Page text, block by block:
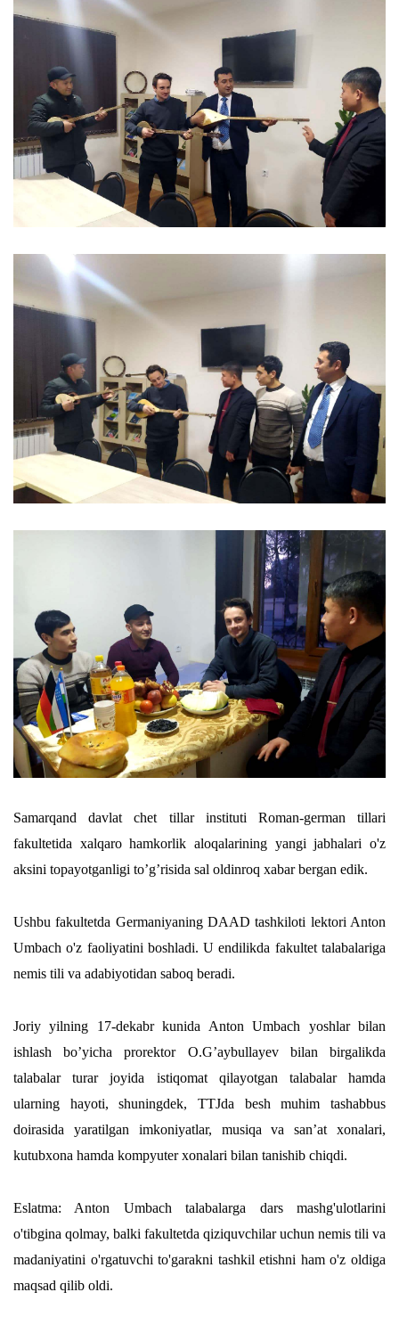
Samarqand davlat chet tillar instituti Roman-german tillari
fakultetida xalqaro hamkorlik aloqalarining yangi jabhalari o'z
aksini topayotganligi to’g’risida sal oldinroq xabar bergan edik.
Ushbu fakultetda Germaniyaning DAAD tashkiloti lektori Anton
Umbach o'z faoliyatini boshladi. U endilikda fakultet talabalariga
nemis tili va adabiyotidan saboq beradi.
Joriy yilning 17-dekabr kunida Anton Umbach yoshlar bilan
ishlash bo’yicha prorektor O.G’aybullayev bilan birgalikda
talabalar turar joyida istiqomat qilayotgan talabalar hamda
ularning hayoti, shuningdek, TTJda besh muhim tashabbus
doirasida yaratilgan imkoniyatlar, musiqa va san’at xonalari,
kutubxona hamda kompyuter xonalari bilan tanishib chiqdi.
Eslatma: Anton Umbach talabalarga dars mashg'ulotlarini
o'tibgina qolmay, balki fakultetda qiziquvchilar uchun nemis tili va
madaniyatini o'rgatuvchi to'garakni tashkil etishni ham o'z oldiga
maqsad qilib oldi.